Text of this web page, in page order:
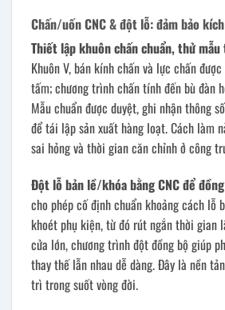
Chấn/uốn CNC & đột lỗ: đảm bảo
Thiết lập khuôn chấn chuẩn, thử
Khuôn V, bán kính chấn và lực chấn
tấm; chương trình chấn tính đến bù đàn
Mẫu chuẩn được duyệt, ghi nhận thông
để tái lập sản xuất hàng loạt. Cách làm
sai hỏng và thời gian căn chỉnh ở công
Đột lỗ bản lề/khóa bằng CNC để
cho phép cố định chuẩn khoảng cách lỗ
khoét phụ kiện, từ đó rút ngắn thời gian
cửa lớn, chương trình đột đồng bộ giúp
thay thế lẫn nhau dễ dàng. Đây là nền
trì trong suốt vòng đời.